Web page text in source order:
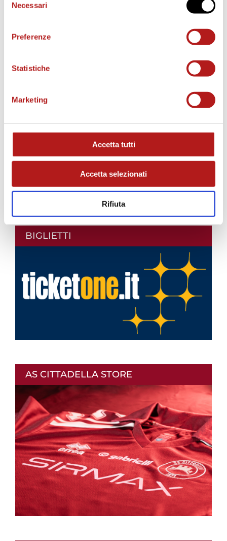
delNecessari
Preferenze
Statistiche
Marketing
Accetta tutti
Accetta selezionati
Rifiuta
BIGLIETTI
AS CITTADELLA STORE